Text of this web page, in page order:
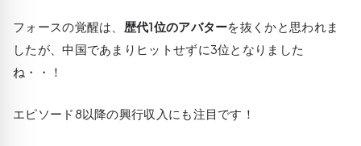
フォースの覚醒は、 歴代1位のアバターを抜くかと思われま
したが、中国であまりヒットせずに3位となりました
ね・・！
エピソード8以降の興行収入にも注目です！